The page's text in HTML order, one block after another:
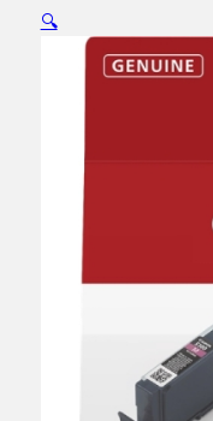
PFI5100M/6954C001
🔍